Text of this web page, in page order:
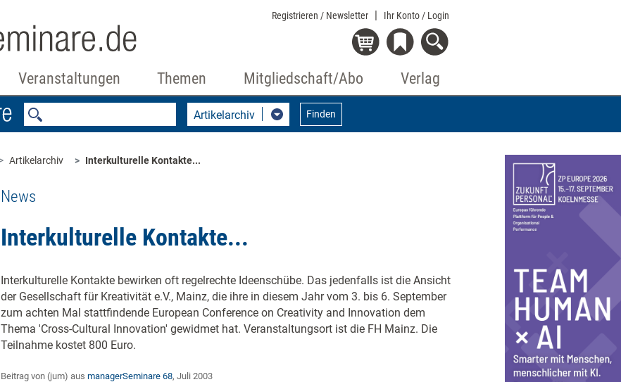
Registrieren / Newsletter Ihr Konto / Login
Veranstaltungen Themen Mitgliedschaft/Abo Verlag
Artikelarchiv Finden
Artikelarchiv Interkulturelle Kontakte...
News
Interkulturelle Kontakte...
Interkulturelle Kontakte bewirken oft regelrechte Ideenschübe. Das jedenfalls ist die Ansicht
der Gesellschaft für Kreativität e.V., Mainz, die ihre in diesem Jahr vom 3. bis 6. September
zum achten Mal stattfindende European Conference on Creativity and Innovation dem
Thema 'Cross-Cultural Innovation' gewidmet hat. Veranstaltungsort ist die FH Mainz. Die
Teilnahme kostet 800 Euro.
Beitrag von (jum) aus managerSeminare 68, Juli 2003